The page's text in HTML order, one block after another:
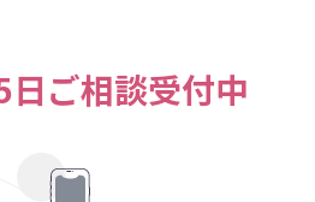
ご相談受付中